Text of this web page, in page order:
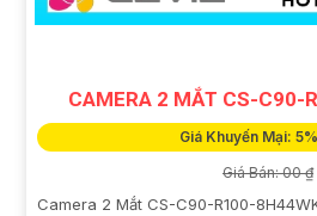
CAMERA 2 MẮT CS-C90-
Giá Khuyến Mại:
Giá Bán: 00 ₫
Camera 2 Mắt CS-C90-R100-